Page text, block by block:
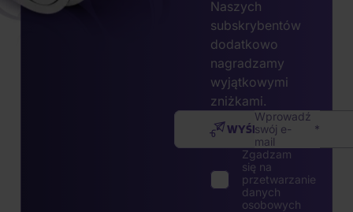
Naszych
subskrybentów
dodatkowo
nagradzamy
wyjątkowymi
zniżkami.
Wprowadź
swój e-
mail
WYŚLIJ
Zgadzam
się na
przetwarzanie
danych
osobowych